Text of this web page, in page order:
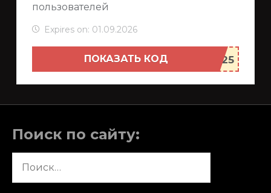
пользователей
Expires on: 01.09.2026
ПОКАЗАТЬ КОД
Поиск по сайту: